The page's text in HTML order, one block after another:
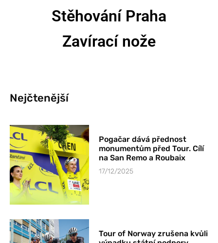
Stěhování Praha
Zavírací nože
Nejčtenější
Pogačar dává přednost
monumentům před Tour. Cílí
na San Remo a Roubaix
17/12/2025
Tour of Norway zrušena kvůli